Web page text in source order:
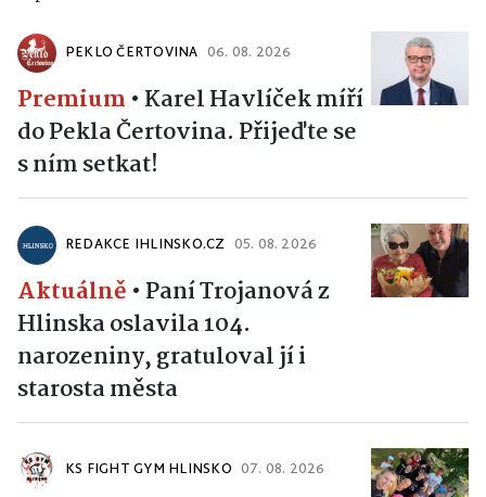
PEKLO ČERTOVINA 06. 08. 2026
Premium • Karel Havlíček míří
do Pekla Čertovina. Přijeďte se
s ním setkat!
REDAKCE IHLINSKO.CZ 05. 08. 2026
Aktuálně • Paní Trojanová z
Hlinska oslavila 104.
narozeniny, gratuloval jí i
starosta města
KS FIGHT GYM HLINSKO 07. 08. 2026